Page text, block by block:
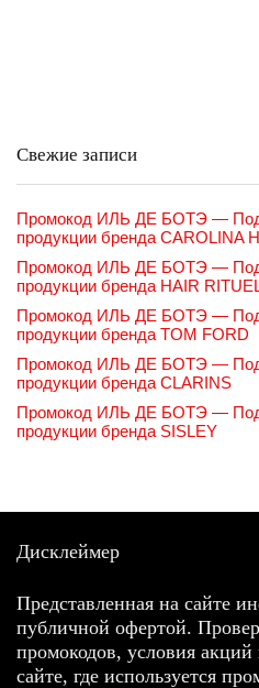
Свежие записи
Промокод ИЛЬ ДЕ БОТЭ —
продукции бренда CAROLINA
Промокод ИЛЬ ДЕ БОТЭ —
продукции бренда HAIR
Промокод ИЛЬ ДЕ БОТЭ —
продукции бренда TOM FORD
Промокод ИЛЬ ДЕ БОТЭ —
продукции бренда CLARINS
Промокод ИЛЬ ДЕ БОТЭ —
продукции бренда SISLEY
Дисклеймер
Представленная на сайте
публичной офертой.
промокодов, условия
сайте, где используется